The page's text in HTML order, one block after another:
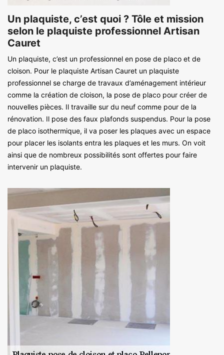
Un plaquiste, c’est quoi ? Tôle et mission
selon le plaquiste professionnel Artisan
Cauret
Un plaquiste, c’est un professionnel en pose de placo et de
cloison. Pour le plaquiste Artisan Cauret un plaquiste
professionnel se charge de travaux d’aménagement intérieur
comme la création de cloison, la pose de placo pour créer de
nouvelles pièces. Il travaille sur du neuf comme pour de la
rénovation. Il pose des faux plafonds suspendus. Pour la pose
de placo isothermique, il va poser les plaques avec un espace
pour placer les isolants entra les plaques et les murs. On voit
ainsi que de nombreux possibilités sont offertes pour faire
intervenir un plaquiste.